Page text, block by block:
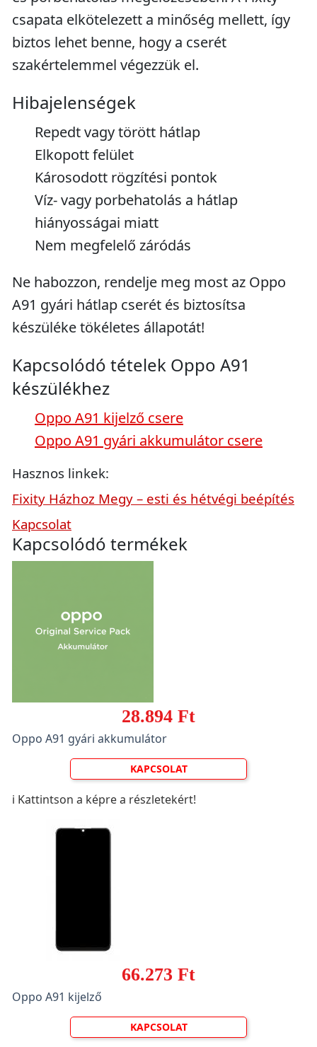
csapata elkötelezett a minőség mellett, így
biztos lehet benne, hogy a cserét
szakértelemmel végezzük el.
Hibajelenségek
Repedt vagy törött hátlap
Elkopott felület
Károsodott rögzítési pontok
Víz- vagy porbehatolás a hátlap
hiányosságai miatt
Nem megfelelő záródás
Ne habozzon, rendelje meg most az Oppo
A91 gyári hátlap cserét és biztosítsa
készüléke tökéletes állapotát!
Kapcsolódó tételek Oppo A91
készülékhez
Oppo A91 kijelző csere
Oppo A91 gyári akkumulátor csere
Hasznos linkek:
Fixity Házhoz Megy – esti és hétvégi beépítés
Kapcsolat
Kapcsolódó termékek
28.894 Ft
Oppo A91 gyári akkumulátor
KAPCSOLAT
ℹ️ Kattintson a képre a részletekért!
66.273 Ft
Oppo A91 kijelző
KAPCSOLAT